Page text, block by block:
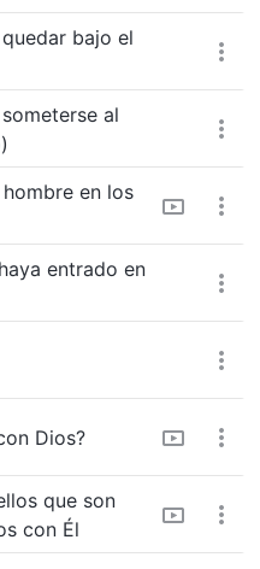
bajo el
al
en los
entrado en
Dios?
que son
con Él